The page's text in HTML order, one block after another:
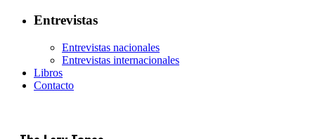
Entrevistas
Entrevistas nacionales
Entrevistas internacionales
Libros
Contacto